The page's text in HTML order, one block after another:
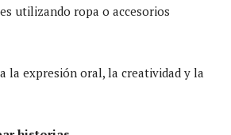
utilizando ropa o accesorios
la expresión oral, la creatividad y la